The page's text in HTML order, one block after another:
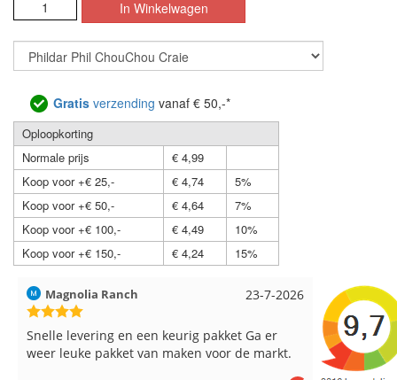
Gratis verzending vanaf € 50,-*
Oploopkorting
Normale prijs
€ 4,99
Koop voor +€ 25,-
€ 4,74
5%
Koop voor +€ 50,-
€ 4,64
7%
Koop voor +€ 100,-
€ 4,49
10%
Koop voor +€ 150,-
€ 4,24 15%
23-7-2026
een keurig pakket Ga er
van maken voor de markt.
Hilde uit Loyers
Reeds meerdere keren
breinaalden besteld, altijd